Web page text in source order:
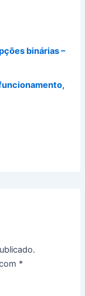
binárias –
*